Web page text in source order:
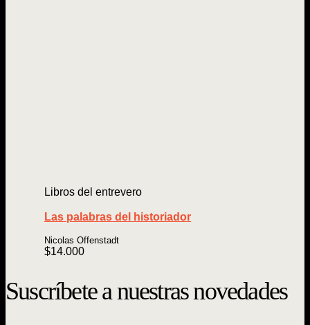
Libros del entrevero
Las palabras del historiador
Nicolas Offenstadt
$14.000
Suscríbete a nuestras novedades